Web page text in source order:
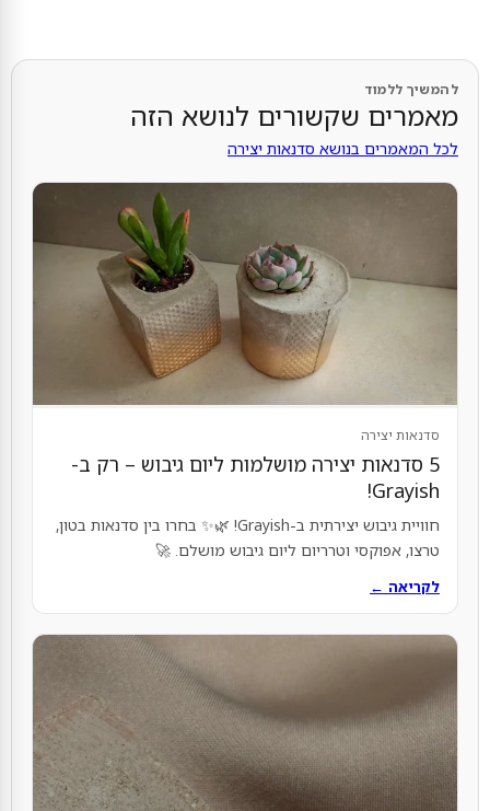
להמשיך ללמוד
מאמרים שקשורים לנושא הזה
לכל המאמרים בנושא סדנאות יצירה
סדנאות יצירה
5 סדנאות יצירה מושלמות ליום גיבוש – רק ב-
Grayish!
חוויית גיבוש יצירתית ב-Grayish! 🌿✨ בחרו בין סדנאות בטון,
טרצו, אפוקסי וטרריום ליום גיבוש מושלם. 🚀
לקריאה ←